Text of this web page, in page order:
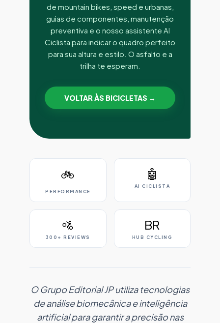
de mountain bikes, speed e urbanas,
guias de componentes, manutenção
preventiva e o nosso assistente AI
Ciclista para indicar o quadro perfeito
para sua altura e estilo. O asfalto e a
trilha te esperam.
VOLTAR ÀS BICICLETAS →
🚲
PERFORMANCE
🤖
AI CICLISTA
🚵
300+ REVIEWS
BR
HUB CYCLING
O Grupo Editorial JP utiliza tecnologias
de análise biomecânica e inteligência
artificial para garantir a precisão nas